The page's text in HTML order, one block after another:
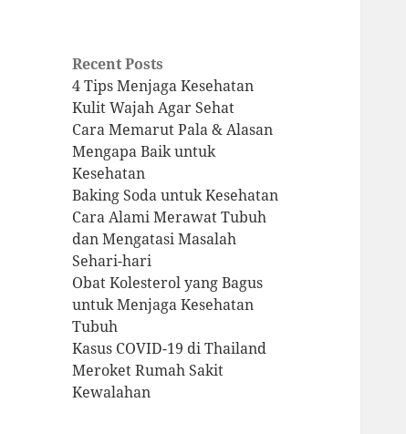
Recent Posts
4 Tips Menjaga Kesehatan
Kulit Wajah Agar Sehat
Cara Memarut Pala & Alasan
Mengapa Baik untuk
Kesehatan
Baking Soda untuk Kesehatan
Cara Alami Merawat Tubuh
dan Mengatasi Masalah
Sehari-hari
Obat Kolesterol yang Bagus
untuk Menjaga Kesehatan
Tubuh
Kasus COVID-19 di Thailand
Meroket Rumah Sakit
Kewalahan